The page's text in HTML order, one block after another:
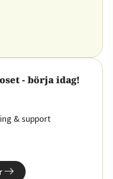
- börja idag!
& support